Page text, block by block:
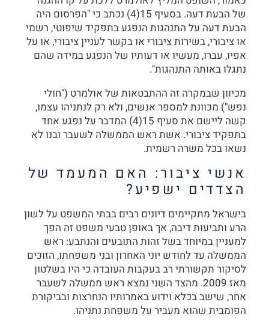
של הבעת דעה. בסעיף 15(4) נכתב כי "הפרסום היה
הבעת דעה על התנהגות הנפגע בתפקיד שיפוטי, רשמי
או ציבורי, בשירות ציבורי או בקשר לעניין ציבורי, או על
אפיו, עברו, מעשיו או דעותיו של הנפגע במידה שהם
נתגלו באותה התנהגות".
מכיוון שבמקרה זה ההתבטאות של אולמרט ("חולי
נפש") מכוונת למספר אנשים, ולא רק לנתניהו עצמו,
קשה ליישם את סעיף 15(4) המדבר על נפגע אחד
בתפקיד ציבורי. אשת ראש הממשלה לשעבר ובנו לא
נשאו בכל משרה רשמית.
אנשי ציבור: האם המעמד של
הצדדים ישפיע?
בישראל מתקיימים דיונים רבים בבתי המשפט על לשון
הרע ותביעות דיבה, אך באופן טבעי משפט זה הפך
למעניין במיוחד בשל זהות התובעים והנתבע: ראש
הממשלה עד לחודש יוני האחרון ובני משפחתו, הזוכים
לסיקור תקשורתי רב בעקבות העובדה כי היו בשלטון
מאז 2009. מהצד השני נמצא ראש ממשלה לשעבר
אחר, שישב בכלא וידוע באמרותיו הנחרצות ובביקורת
הפומבית שהוא מעביר על משפחת נתניהו.